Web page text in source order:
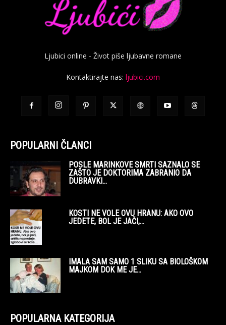
Ljubici online - Život piše ljubavne romane
Kontaktirajte nas: ljubici.com
POPULARNI ČLANCI
POSLE MARINKOVE SMRTI SAZNALO SE
ZAŠTO JE DOKTORIMA ZABRANIO DA
DUBRAVKI...
KOSTI NE VOLE OVU HRANU: AKO OVO
JEDETE, BOL JE JAČI,...
IMALA SAM SAMO 1 SLIKU SA BIOLOŠKOM
MAJKOM DOK ME JE...
POPULARNA KATEGORIJA